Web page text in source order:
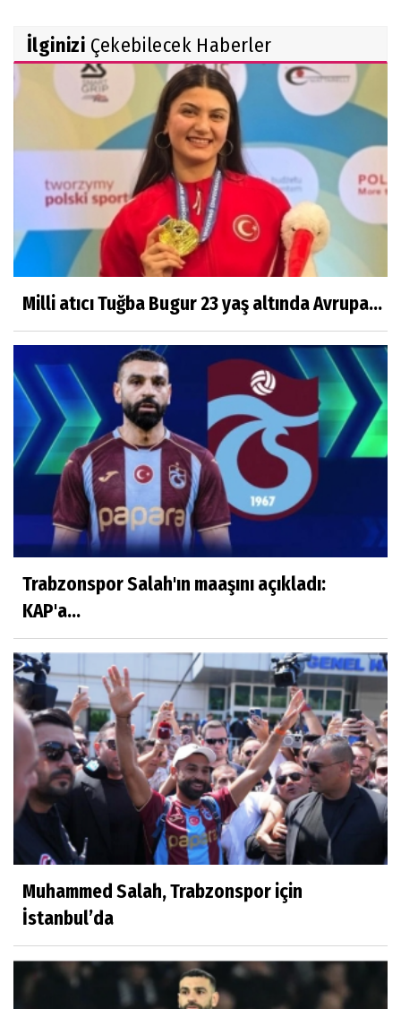
İlginizi Çekebilecek Haberler
Milli atıcı Tuğba Bugur 23 yaş altında Avrupa...
Trabzonspor Salah'ın maaşını açıkladı:
KAP'a...
Muhammed Salah, Trabzonspor için
İstanbul’da